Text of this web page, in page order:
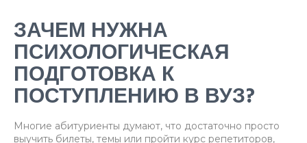
ЗАЧЕМ НУЖНА
ПСИХОЛОГИЧЕСКАЯ
ПОДГОТОВКА К
ПОСТУПЛЕНИЮ В ВУЗ?
Многие абитуриенты думают, что достаточно просто
выучить билеты, темы или пройти курс репетиторов,